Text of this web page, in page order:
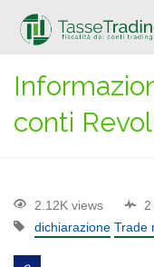
conti
2.12K views
2
dichiarazione Trade